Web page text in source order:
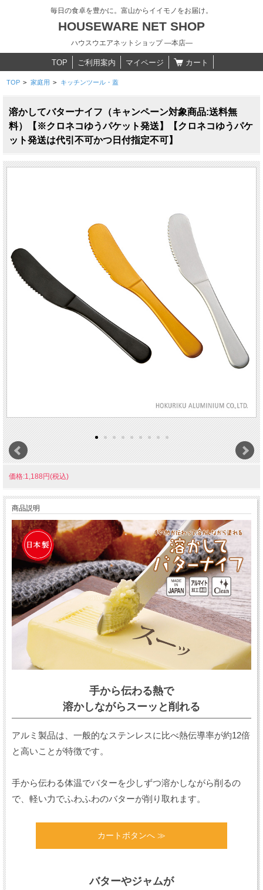
毎日の食卓を豊かに。富山からイイモノをお届け。
HOUSEWARE NET SHOP
ハウスウエアネットショップ ―本店―
TOP ご利用案内 マイページ カート
TOP > 家庭用 > キッチンツール・蓋
溶かしてバターナイフ（キャンペーン対象商品:送料無
料）【※クロネコゆうパケット発送】【クロネコゆうパケ
ット発送は代引不可かつ日付指定不可】
価格:1,188円(税込)
商品説明
手から伝わる熱で
溶かしながらスーッと削れる
アルミ製品は、一般的なステンレスに比べ熱伝導率が約12倍
と高いことが特徴です。
手から伝わる体温でバターを少しずつ溶かしながら削るの
で、軽い力でふわふわのバターが削り取れます。
カートボタンへ ≫
バターやジャムが